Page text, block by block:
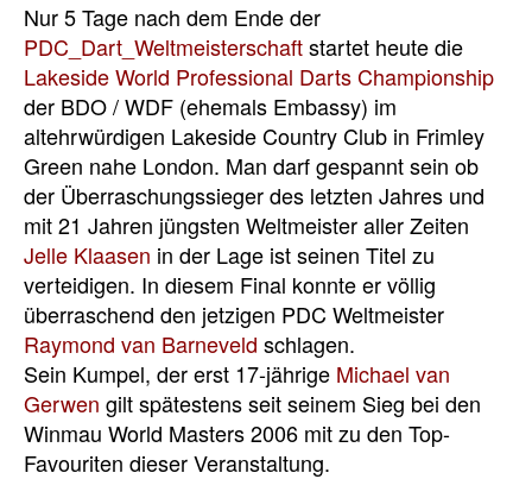
Nur 5 Tage nach dem Ende der
PDC_Dart_Weltmeisterschaftstartet heute die
Lakeside World Professional Darts Championship
der BDO / WDF (ehemals Embassy) im
altehrwürdigen Lakeside Country Club in Frimley
Green nahe London. Man darf gespannt sein ob
der Überraschungssieger des letzten Jahres und
mit 21 Jahren jüngsten Weltmeister aller Zeiten
Jelle Klaasen in der Lage ist seinen Titel zu
verteidigen. In diesem Final konnte er völlig
überraschend den jetzigen PDC Weltmeister
Raymond van Barneveld schlagen.
Sein Kumpel, der erst 17-jährige Michael van
Gerwen gilt spätestens seit seinem Sieg bei den
Winmau World Masters 2006 mit zu den Top-
Favouriten dieser Veranstaltung.